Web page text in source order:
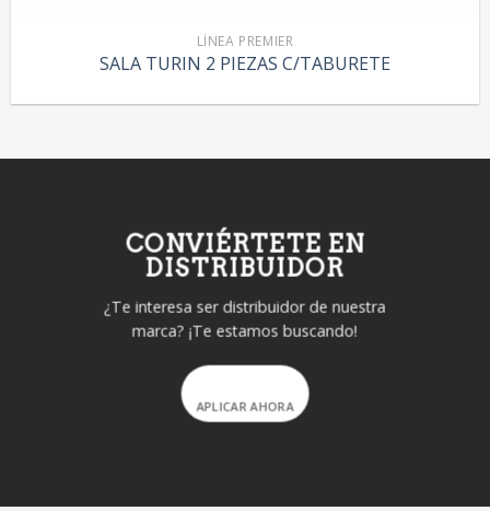
LÍNEA PREMIER
SALA TURIN 2 PIEZAS C/TABURETE
CONVIÉRTETE EN
DISTRIBUIDOR
¿Te interesa ser distribuidor de nuestra
marca? ¡Te estamos buscando!
APLICAR AHORA